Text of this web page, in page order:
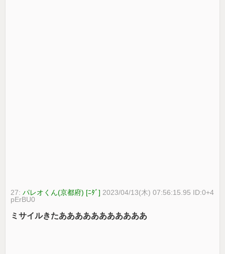
27:パレオくん(京都府) [ﾆﾀﾞ] 2023/04/13(木) 07:56:15.95 ID:0+4
pErBU0
ミサイルきたあああああああああああ